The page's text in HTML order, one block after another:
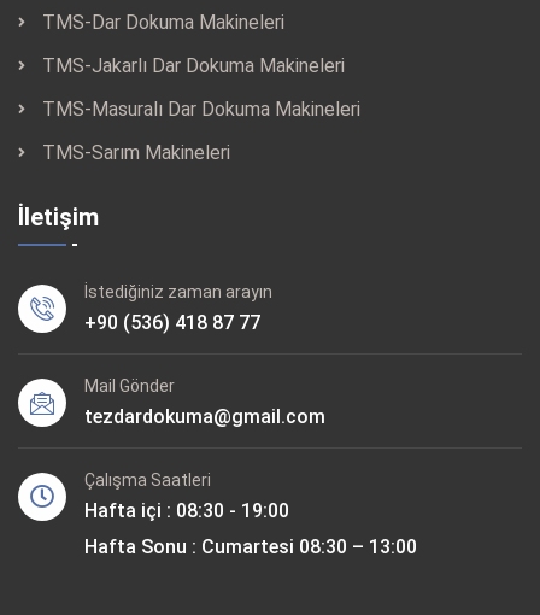
TMS-Dar Dokuma Makineleri
TMS-Jakarlı Dar Dokuma Makineleri
TMS-Masuralı Dar Dokuma Makineleri
TMS-Sarım Makineleri
İletişim
İstediğiniz zaman arayın
+90 (536) 418 87 77
Mail Gönder
tezdardokuma@gmail.com
Çalışma Saatleri
Hafta içi : 08:30 - 19:00
Hafta Sonu : Cumartesi 08:30 – 13:00